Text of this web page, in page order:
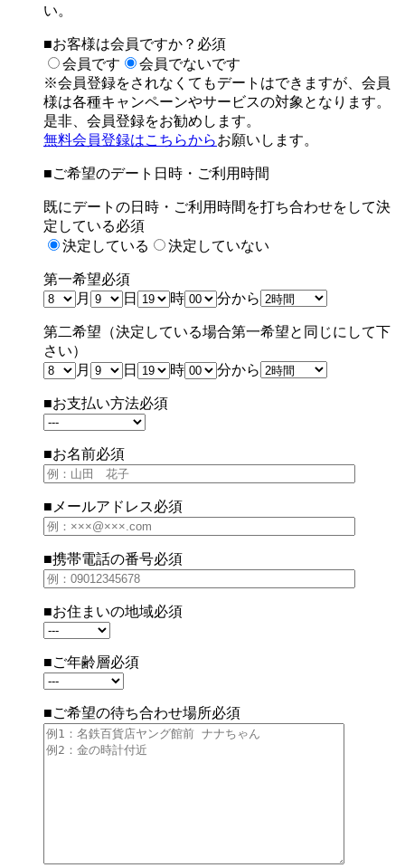
い。
■お客様は会員ですか？ 必須
会員です
会員でないです
※会員登録をされなくてもデートはできますが、 会員
様は各種キャンペーンやサービスの対象となります。
是非、会員登録をお勧めします。
無料会員登録はこちらからお願いします。
■ご希望のデート日時・ご利用時間
既にデートの日時・ご利用時間を打ち合わせをして決
定している必須
決定している
決定していない
第一希望必須
月
日 時 分から
第二希望（決定している場合第一希望と同じにして下
さい）
月
日 時 分から
■お支払い方法必須
■お名前必須
■メールアドレス必須
■携帯電話の番号必須
■お住まいの地域必須
■ご年齢層必須
■ご希望の待ち合わせ場所必須